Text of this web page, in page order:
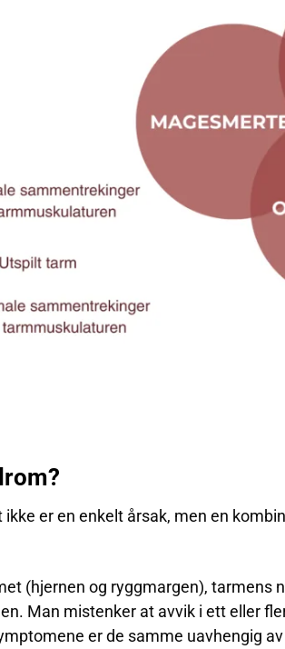
er en enkelt årsak, men en
(hjernen og ryggmargen), tarmens
Man mistenker at avvik i ett eller
er de samme uavhengig